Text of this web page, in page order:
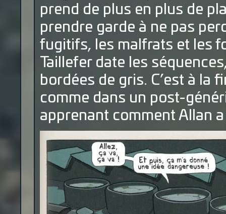
prend de plus en plus de
prendre garde à ne pas
fugitifs, les malfrats et les
Taillefer date les
bordées de gris. C’est à la
comme dans un post-
apprenant comment Allan a